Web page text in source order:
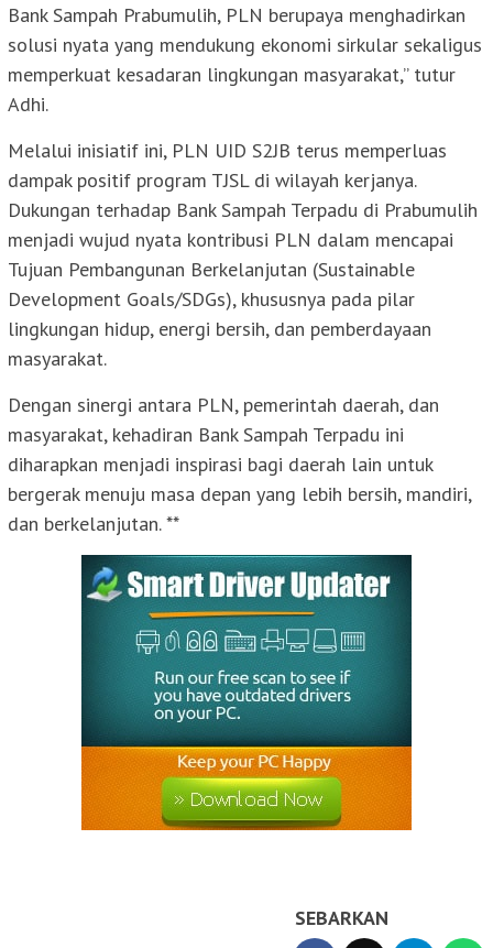
Bank Sampah Prabumulih, PLN berupaya menghadirkan
solusi nyata yang mendukung ekonomi sirkular sekaligus
memperkuat kesadaran lingkungan masyarakat,” tutur
Adhi.
Melalui inisiatif ini, PLN UID S2JB terus memperluas
dampak positif program TJSL di wilayah kerjanya.
Dukungan terhadap Bank Sampah Terpadu di Prabumulih
menjadi wujud nyata kontribusi PLN dalam mencapai
Tujuan Pembangunan Berkelanjutan (Sustainable
Development Goals/SDGs), khususnya pada pilar
lingkungan hidup, energi bersih, dan pemberdayaan
masyarakat.
Dengan sinergi antara PLN, pemerintah daerah, dan
masyarakat, kehadiran Bank Sampah Terpadu ini
diharapkan menjadi inspirasi bagi daerah lain untuk
bergerak menuju masa depan yang lebih bersih, mandiri,
dan berkelanjutan. **
SEBARKAN